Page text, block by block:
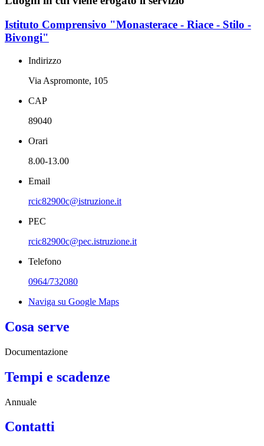
Istituto Comprensivo "Monasterace - Riace - Stilo -
Bivongi"
Indirizzo
Via Aspromonte, 105
CAP
89040
Orari
8.00-13.00
Email
rcic82900c@istruzione.it
PEC
rcic82900c@pec.istruzione.it
Telefono
0964/732080
Naviga su Google Maps
Cosa serve
Documentazione
Tempi e scadenze
Annuale
Contatti